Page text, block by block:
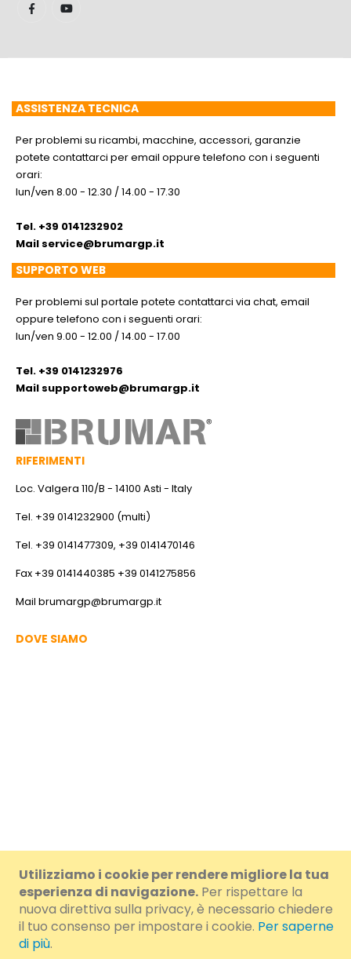
Utilizziamo i cookie per rendere migliore la tua
esperienza di navigazione. Per rispettare la
nuova direttiva sulla privacy, è necessario chiedere
il tuo consenso per impostare i cookie. Per saperne
di più.
ASSISTENZA TECNICA
Per problemi su ricambi, macchine, accessori, garanzie
potete contattarci per email oppure telefono con i seguenti
orari:
lun/ven 8.00 - 12.30 / 14.00 - 17.30
Tel. +39 0141232902
Mail service@brumargp.it
SUPPORTO WEB
Per problemi sul portale potete contattarci via chat, email
oppure telefono con i seguenti orari:
lun/ven 9.00 - 12.00 / 14.00 - 17.00
Tel. +39 0141232976
Mail supportoweb@brumargp.it
RIFERIMENTI
Loc. Valgera 110/B - 14100 Asti - Italy
Tel. +39 0141232900 (multi)
Tel. +39 0141477309, +39 0141470146
Fax +39 0141440385 +39 0141275856
Mail brumargp@brumargp.it
DOVE SIAMO
© 2024 Brumar S.r.l. a Socio Unico. - IVA/VAT/CF IT01108460054 -
Cap.Soc.i.v. € 100.000,00 - R.E.A.: AT-78564 - N.R.AEE